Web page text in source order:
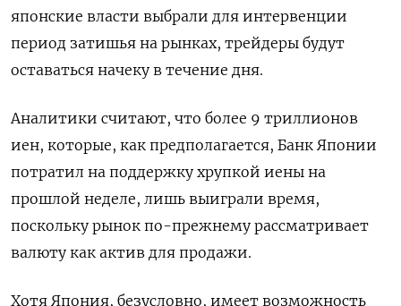
японские власти выбрали для интервенции
период затишья на рынках, трейдеры будут
оставаться начеку в течение дня.
Аналитики считают, что более 9 триллионов
иен, которые, как предполагается, Банк Японии
потратил на поддержку хрупкой иены на
прошлой неделе, лишь выиграли время,
поскольку рынок по-прежнему рассматривает
валюту как актив для продажи.
Хотя Япония, безусловно, имеет возможность